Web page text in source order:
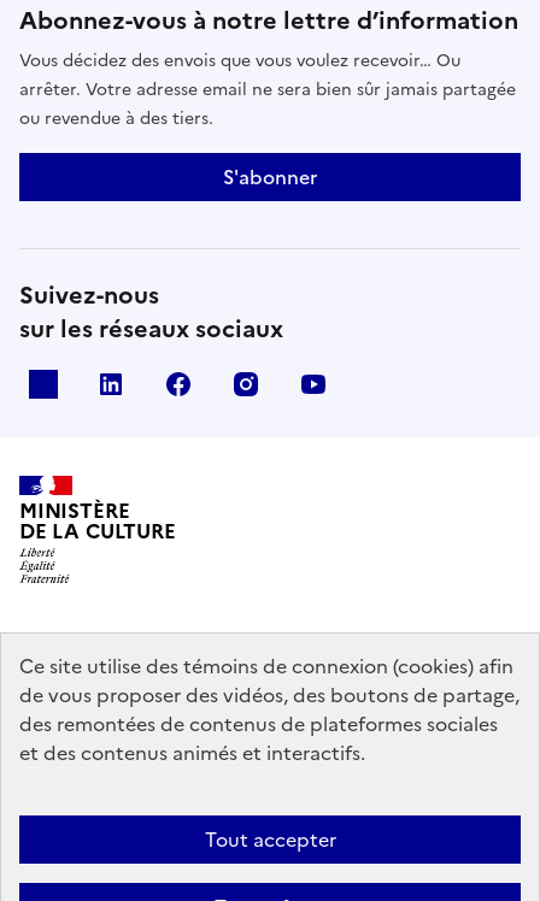
Ce site utilise des témoins de connexion (cookies) afin
de vous proposer des vidéos, des boutons de partage,
des remontées de contenus de plateformes sociales
et des contenus animés et interactifs.
Tout accepter
Abonnez-vous à notre lettre d’information
Vous décidez des envois que vous voulez recevoir… Ou
arrêter. Votre adresse email ne sera bien sûr jamais partagée
ou revendue à des tiers.
S'abonner
Suivez-nous
sur les réseaux sociaux
linkedin facebook instagram
MINISTÈRE
DE LA CULTURE
data.gouv.fr legifrance.gouv.fr
info.gouv.fr
service-public.gouv.fr
Mentions légales Accessibilité : partiellement conforme
Politique
d’utilisation des témoins de connexion (cookies)